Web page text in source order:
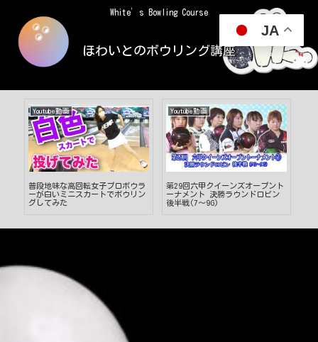
White’s Bowling Course
ほわいとのボウリング講座
Youtube動画
普段地味な高回転女子プロボウラ
ーが白いミニスカートでボウリン
グしてみた
Youtube動画
第29回六甲クイーンズオープント
ーナメント 決勝ラウンドロビン
後半戦(7～9G)
JA